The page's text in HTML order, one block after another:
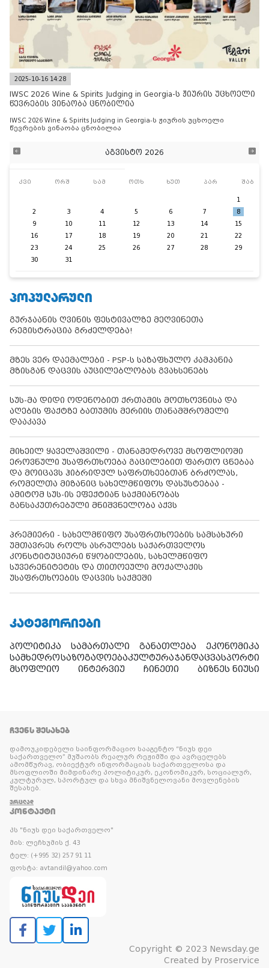
2025-10-16 14:28
IWSC 2026 Wine & Spirits Judging in Georgia-ს ჟიურის უცხოელი
წევრების ვინაობა ცნობილია
IWSC 2026 Wine & Spirits Judging in Georgia-ს ჟიურის უცხოელი
წევრების ვინაობა ცნობილია
აგვისტო 2026
კვი ორშ სამ ოთხ ხუთ პარ შაბ
1
2
3 4 5 6 7
8
9
10 11 12 13 14
15
16
17 18 19 20 21
22
23
24 25 26 27 28
29
30
31
ᲞᲝᲞᲣᲚᲐᲠᲣᲚᲘ
გურჯაანის ღვინის ფესტივალზე მეღვინეთა
რეგისტრაცია გრძელდება!
მზეს ვერ დაემალები - PSP-ს საზაფხულო კამპანია
მზისგან დაცვის აუცილებლობას გვახსენებს
სუს-მა დიდი ოდენობით ქრთამის მოთხოვნისა და
აღების ფაქტზე ბათუმის მერიის თანამშრომელი
დააკავა
მიხეილ ყაველაშვილი - თანამედროვე მსოფლიოში
ეროვნული უსაფრთხოება გაცილებით ფართო ცნებაა
და მოიცავს ჰიბრიდულ საფრთხეებთან ბრძოლას,
რომელთა მიზანიც სახელმწიფოს დასუსტებაა -
ამიტომ სუს-ის ეფექტიან საქმიანობას
განსაკუთრებული მნიშვნელობა აქვს
პრემიერი - სახელმწიფო უსაფრთხოების სამსახური
უმთავრეს როლს ასრულებს საქართველოს
კონსტიტუციური წყობილების, სახელმწიფო
სუვერენიტეტის და თითოეული მოქალაქის
უსაფრთხოების დაცვის საქმეში
ᲙᲐᲢᲔᲒᲝᲠᲘᲔᲑᲘ
პოლიტიკა სამართალი განათლება
ეკონომიკა
სამხედროსაზოგადოებაკულტურაჯანდაცვასპორტი
მსოფლიო
ინტერვიუ ჩინეთი ბიზნეს ნიუსი
ᲩᲕᲔᲜᲡ ᲨᲔᲡᲐᲮᲔᲑ
დამოუკიდებელი საინფორმაციო სააგენტო “ნიუს დეი
საქართველო” მუშაობს რეალურ რეჟიმში და ავრცელებს
ამომწურავ, ობიექტურ ინფორმაციას საქართველოსა და
მსოფლიოში მიმდინარე პოლიტიკურ, ეკონომიკურ, სოციალურ,
კულტურულ, სპორტულ და სხვა მნიშვნელოვანი მოვლენების
შესახებ.
ᲕᲠᲪᲚᲐᲓ
ᲙᲝᲜᲢᲐᲥᲢᲘ
პს "ნიუს დეი საქართველო"
მის: ლეჩხუმის ქ. 43
ტელ: (+995 32) 257 91 11
ფოსტა: avtandil@yahoo.com
Copyright © 2023 Newsday.ge
Created by Proservice